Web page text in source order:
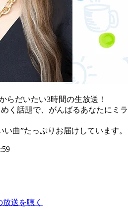
らだいたい3時間の生放送！
く話題で、がんばるあなたにミラ
い曲”たっぷりお届けしています。
放送を聴く